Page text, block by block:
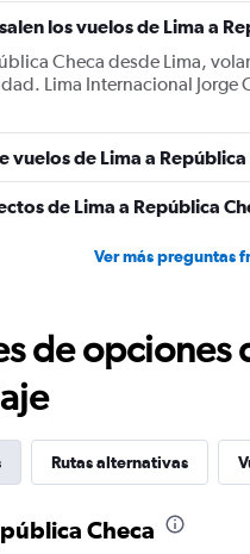
los vuelos de Lima a
Checa desde Lima,
Lima Internacional Jorge
vuelos de Lima a
de Lima a República
Ver más preguntas
de
Rutas alternativas
Checa